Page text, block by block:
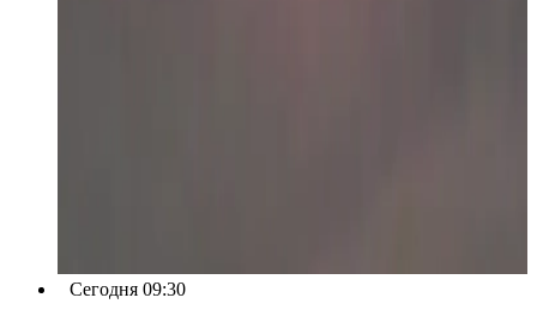
Сегодня 09:30